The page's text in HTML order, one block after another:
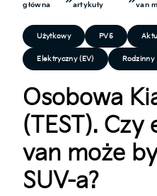
główna
artykuły
van
Użytkowy PV5
Elektryczny (EV) Rodzinny
Osobowa
(TEST).
van może
SUV-a?